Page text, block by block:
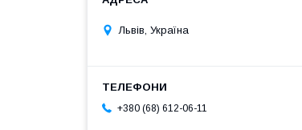
Львів, Україна
+380 (68) 612-06-11